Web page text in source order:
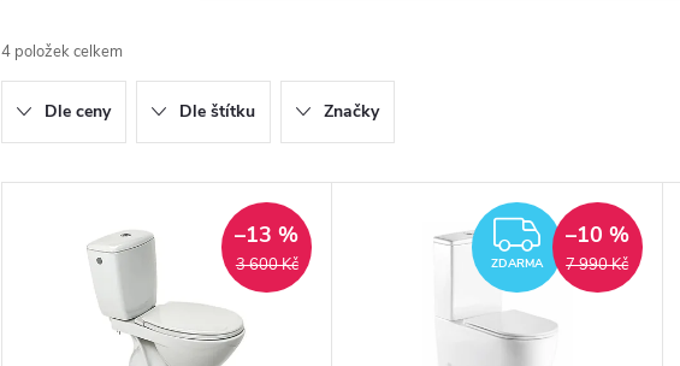
a
z
e
n
4 položek celkem
Dle ceny Dle štítku Značky
3 600 Kč
–13 % ZDARMA
ZDARMA 7 990 Kč
–10 %